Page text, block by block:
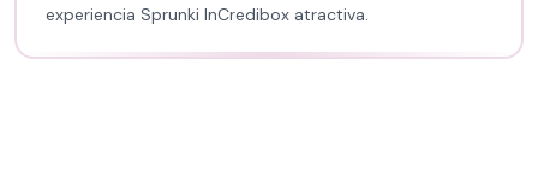
experiencia Sprunki InCredibox atractiva.